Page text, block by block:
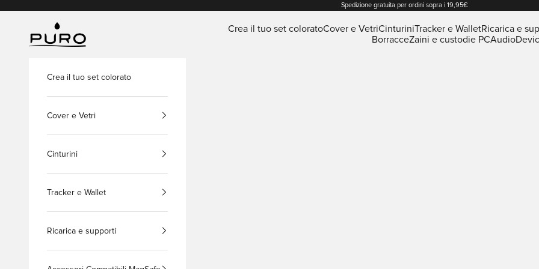
Spedizione gratuita per ordini sopra i 19,95€
PURO Shop Crea il tuo set coloratoCover e VetriCinturiniTracker e WalletRicarica e
BorracceZaini e custodie PCAudio
Crea il tuo set colorato
Cover e Vetri
Cinturini
Tracker e Wallet
Ricarica e supporti